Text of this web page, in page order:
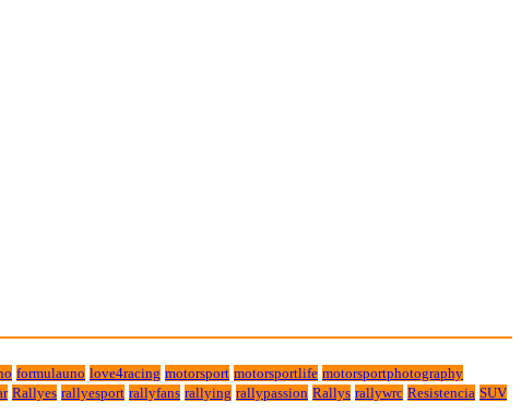
formulauno love4racing motorsport motorsportlife motorsportphotography
Rallyes rallyesport rallyfans rallying rallypassion Rallys rallywrc Resistencia SUV